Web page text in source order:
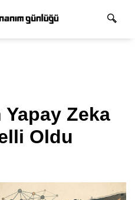
Zeka
Oldu